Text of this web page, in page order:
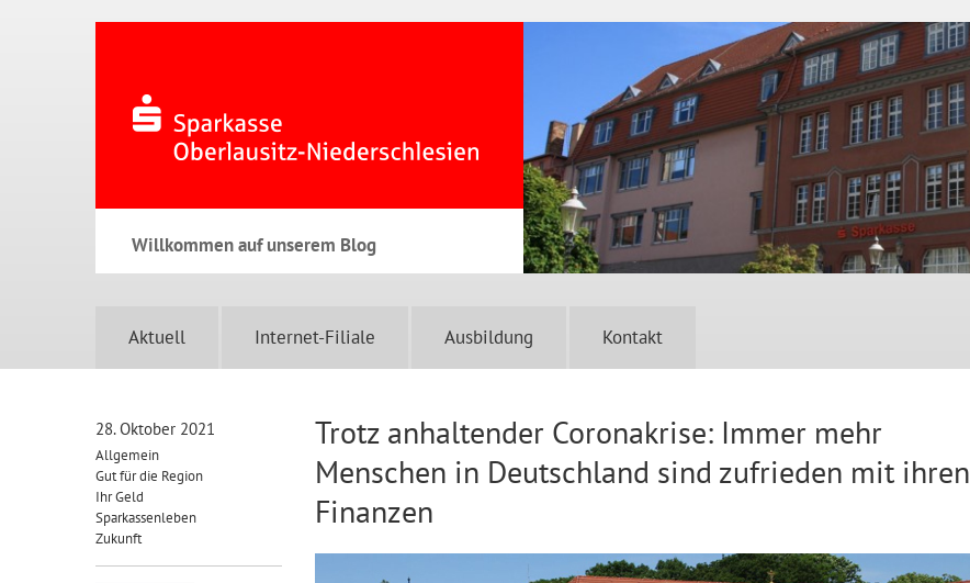
Willkommen auf unserem Blog
Aktuell Internet-Filiale Ausbildung Kontakt
28. Oktober 2021
Allgemein
Gut für die Region
Ihr Geld
Sparkassenleben
Zukunft
Trotz anhaltender Coronakrise: Immer mehr
Menschen in Deutschland sind zufrieden mit ihren
Finanzen